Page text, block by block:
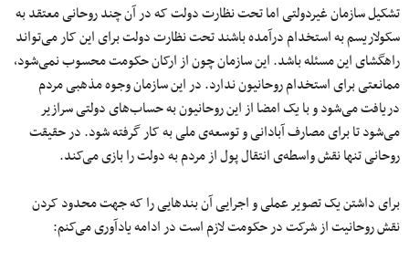
تشکیل سازمان غیردولتی اما تحت نظارت دولت که در آن چند روحانی معتقد به
سکولاریسم به استخدام درآمده باشند تحت نظارت دولت برای این کار می‌تواند
راهگشای این مسئله باشد. این سازمان چون از ارکان حکومت محسوب نمی‌شود،
ممانعتی برای استخدام روحانیون ندارد. در این سازمان وجوه مذهبی مردم
دریافت می‌شود و با یک امضا از این روحانیون به حساب‌های دولتی سرازیر
می‌شود تا برای مصارف آبادانی و توسعه‌ی ملی به کار گرفته شود. در حقیقت
روحانی تنها نقش واسطه‌ی انتقال پول از مردم به دولت را بازی می‌کند.
برای داشتن یک تصویر عملی و اجرایی آن بندهایی را که جهت محدود کردن
نقش روحانیت از شرکت در حکومت لازم است در ادامه یادآوری می‌کنم: